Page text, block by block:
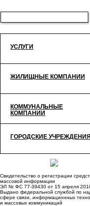
УСЛУГИ
ЖИЛИЩНЫЕ КОМПАНИИ
КОММУНАЛЬНЫЕ
КОМПАНИИ
ГОРОДСКИЕ УЧРЕЖДЕНИЯ
Свидетельство о регистрации
массовой информации
ЭЛ № ФС 77-39430 от 15 апреля
Выдано федеральной службой по
сфере связи, информационных
и массовых коммуникаций